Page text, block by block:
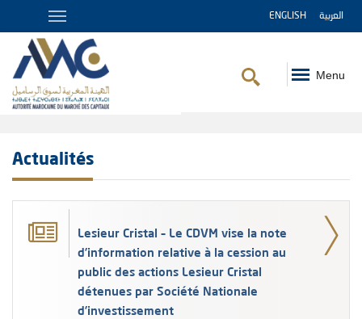
ENGLISH العربية
Menu
Actualités
Lesieur Cristal – Le CDVM vise la note
d’information relative à la cession au
public des actions Lesieur Cristal
détenues par Société Nationale
d’investissement